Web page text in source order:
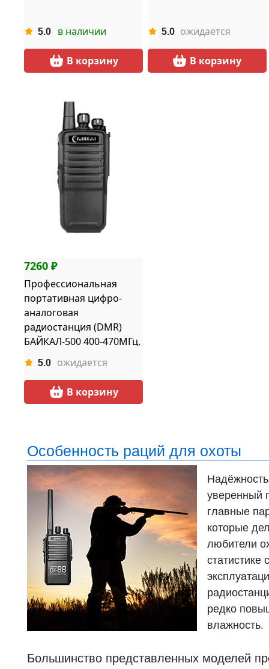
5.0 в наличии
В корзину
5.0 ожидается
В корзину
7260 ₽
Профессиональная
портативная цифро-
аналоговая
радиостанция (DMR)
БАЙКАЛ-500 400-470МГц,
2000 мАч, 5Вт, ЗУ
5.0 ожидается
В корзину
Особенность раций для охоты
уверенный
главные
которые
любители
статистике
редко
влажность.
Большинство представленных моделей